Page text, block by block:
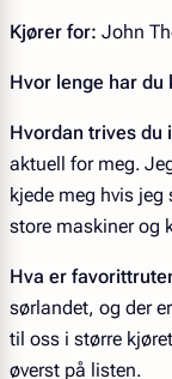
Kjører for: John
Hvor lenge har du
Hvordan trives du
aktuell for meg.
kjede meg hvis
store maskiner og
Hva er
sørlandet, og der
til oss i større
øverst på listen.